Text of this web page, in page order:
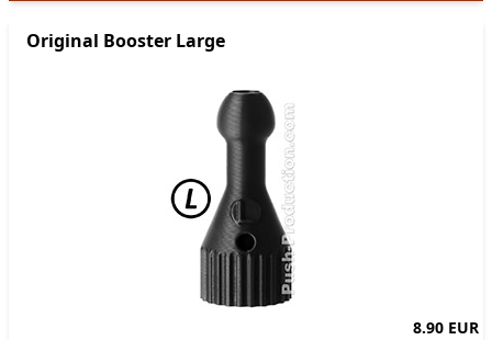
Original Booster Large
8.90 EUR